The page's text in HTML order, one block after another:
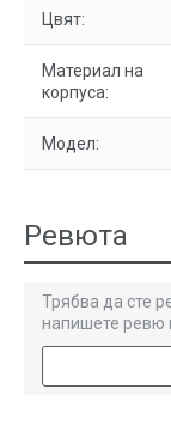
Цвят:
Материал на
корпуса:
Модел:
Ревюта
Трябва да сте
напишете ревю